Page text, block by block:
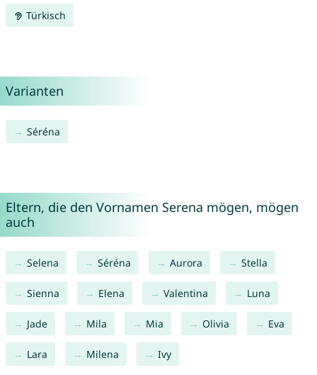
Türkisch
Varianten
Séréna
Eltern, die den Vornamen Serena mögen, mögen
auch
Selena Séréna Aurora Stella
Sienna Elena Valentina Luna
Jade Mila Mia Olivia Eva
Lara Milena Ivy